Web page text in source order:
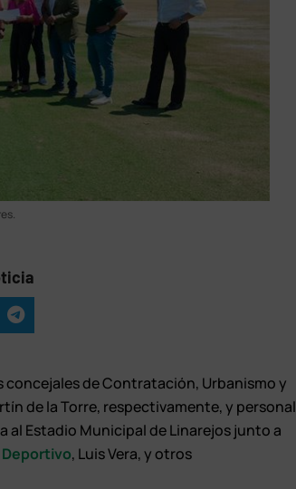
concejales de Contratación, Urbanismo y
de la Torre, respectivamente, y personal
al Estadio Municipal de Linarejos junto a
, Luis Vera, y otros